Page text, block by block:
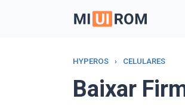
HYPEROS › CELULARES
Baixar